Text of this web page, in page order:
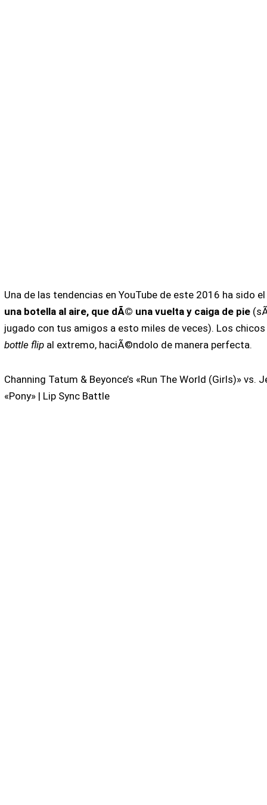
Una de las tendencias en YouTube de este 2016 ha sido el
una botella al aire, que dÃ© una vuelta y caiga de pie
jugado con tus amigos a esto miles de veces). Los
bottle flipal extremo, haciÃ©ndolo de manera perfecta.
Channing Tatum & Beyonce’s «Run The World (Girls)» vs.
«Pony» | Lip Sync Battle